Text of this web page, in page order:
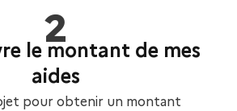
2
le montant de mes
aides
pour obtenir un montant